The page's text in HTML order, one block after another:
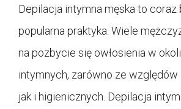
Depilacja intymna męska to coraz
popularna praktyka. Wiele
na pozbycie się owłosienia w
intymnych, zarówno ze
jak i higienicznych. Depilacja